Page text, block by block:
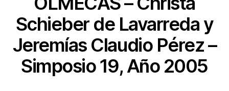
Schieber de Lavarreda y
Jeremías Claudio Pérez –
Simposio 19, Año 2005